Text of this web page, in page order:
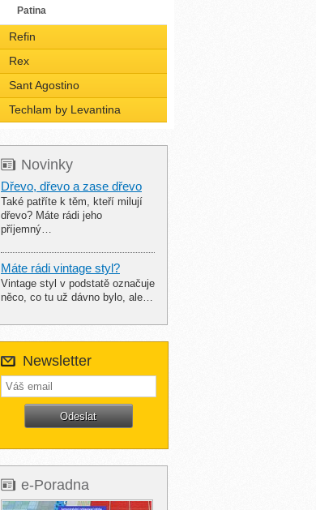
Patina
Refin
Rex
Sant Agostino
Techlam by Levantina
Novinky
Dřevo, dřevo a zase dřevo
Také patříte k těm, kteří milují
dřevo? Máte rádi jeho
příjemný…
Máte rádi vintage styl?
Vintage styl v podstatě označuje
něco, co tu už dávno bylo, ale…
Newsletter
e-Poradna